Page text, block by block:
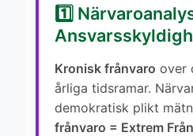
1️⃣
Kronisk frånvaro over
årliga tidsramar.
demokratisk plikt
frånvaro = Extrem